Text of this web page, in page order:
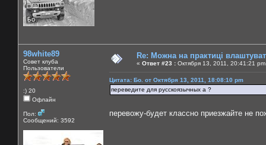
98white89
Совет клуба
Пользователи
:) 20
Офлайн
Пол:
Сообщений: 3592
Re: Можна на практиці
« Ответ #23 : Октября 13, 2011, 20:41:21
Цитата: Бо. от Октября 13, 2011, 18:08:10 pm
переведите для русскоязычных а ?
перевожу-будет классно приезжайте не